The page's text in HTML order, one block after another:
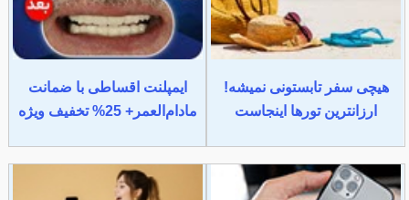
هیچی سفر تابستونی نمیشه!
ارزانترین تورها اینجاست
ایمپلنت اقساطی با ضمانت
مادام‌العمر+ 25% تخفیف ویژه